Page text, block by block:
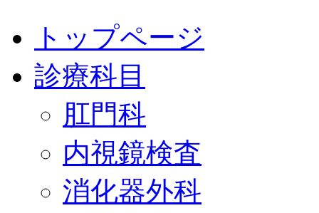
トップページ
診療科目
肛門科
内視鏡検査
消化器外科